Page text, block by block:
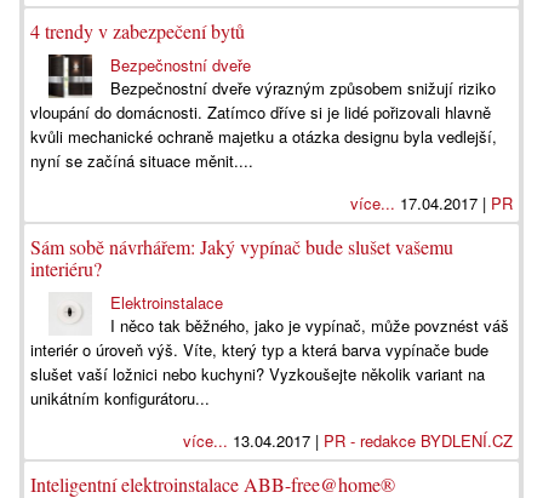
4 trendy v zabezpečení bytů
Bezpečnostní dveře
Bezpečnostní dveře výrazným způsobem snižují riziko
vloupání do domácnosti. Zatímco dříve si je lidé pořizovali hlavně
kvůli mechanické ochraně majetku a otázka designu byla vedlejší,
nyní se začíná situace měnit....
více... 17.04.2017 | PR
Sám sobě návrhářem: Jaký vypínač bude slušet vašemu
interiéru?
Elektroinstalace
I něco tak běžného, jako je vypínač, může povznést váš
interiér o úroveň výš. Víte, který typ a která barva vypínače bude
slušet vaší ložnici nebo kuchyni? Vyzkoušejte několik variant na
unikátním konfigurátoru...
více... 13.04.2017 | PR - redakce BYDLENÍ.CZ
Inteligentní elektroinstalace ABB-free@home®